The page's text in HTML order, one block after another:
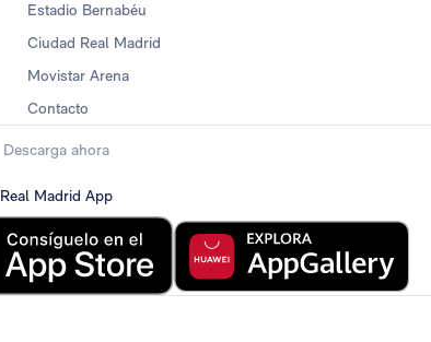
Estadio Bernabéu
Ciudad Real Madrid
Movistar Arena
Contacto
Descarga ahora
Real Madrid App